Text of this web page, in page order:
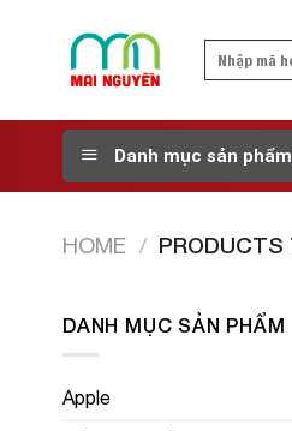
Search
Danh mục sản phẩm
HOME / PRODUCTS
DANH MỤC SẢN PHẨM
Apple